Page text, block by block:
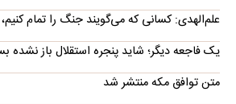
علم‌الهدی: کسانی که می‌گویند جنگ را تمام
یک فاجعه دیگر؛ شاید پنجره استقلال باز نشده
متن توافق مکه منتشر شد